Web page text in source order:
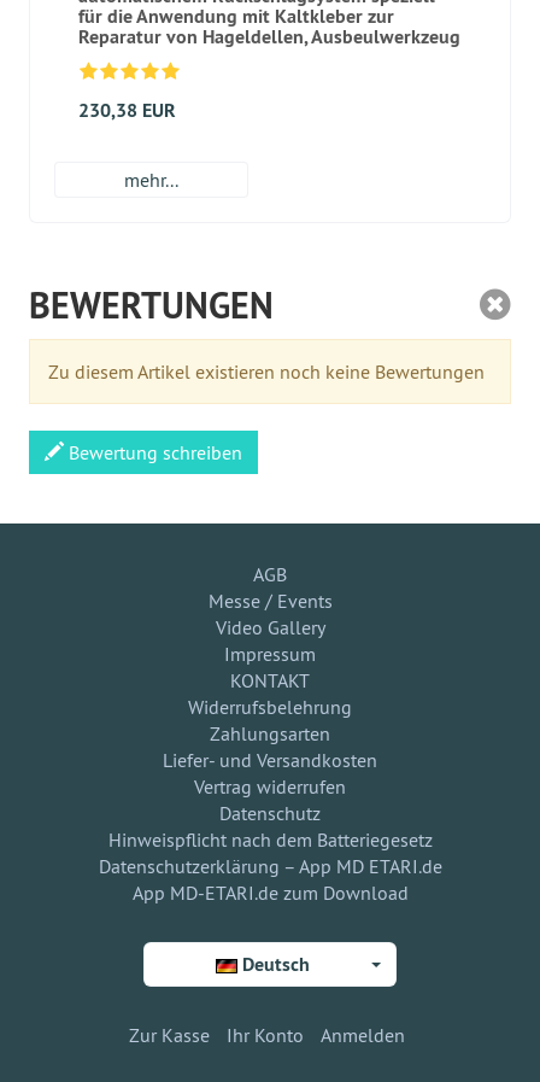
für die Anwendung mit Kaltkleber zur
Reparatur von Hageldellen, Ausbeulwerkzeug
230,38 EUR
mehr...
BEWERTUNGEN
Zu diesem Artikel existieren noch keine Bewertungen
Bewertung schreiben
AGB
Messe / Events
Video Gallery
Impressum
KONTAKT
Widerrufsbelehrung
Zahlungsarten
Liefer- und Versandkosten
Vertrag widerrufen
Datenschutz
Hinweispflicht nach dem Batteriegesetz
Datenschutzerklärung – App MD ETARI.de
App MD-ETARI.de zum Download
Deutsch
Zur Kasse Ihr Konto Anmelden